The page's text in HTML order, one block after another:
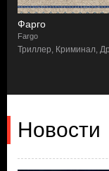
Фарго
Fargo
Триллер, Криминал,
Новости